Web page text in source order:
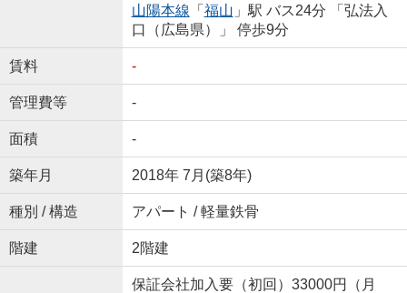
山陽本線 「 福山 」駅 バス24分 「弘法入
口（広島県）」 停歩9分
賃料 -
管理費等 -
面積 -
築年月 2018年 7月(築8年)
種別 / 構造 アパート / 軽量鉄骨
階建 2階建
保証会社加入要（初回）33000円（月